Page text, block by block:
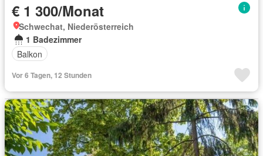
€ 1 300/Monat
Schwechat, Niederösterreich
1 Badezimmer
Balkon
Vor 6 Tagen, 12 Stunden